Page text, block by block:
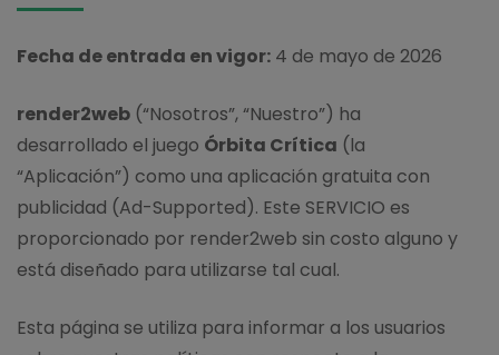
Fecha de entrada en vigor: 4 de mayo de 2026
render2web (“Nosotros”, “Nuestro”) ha
desarrollado el juego Órbita Crítica (la
“Aplicación”) como una aplicación gratuita con
publicidad (Ad-Supported). Este SERVICIO es
proporcionado por render2web sin costo alguno y
está diseñado para utilizarse tal cual.
Esta página se utiliza para informar a los usuarios